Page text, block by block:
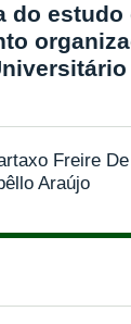
do estudo
Freire De
Araújo